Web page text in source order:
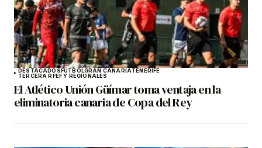
DESTACADOSFÚTBOLGRAN CANARIATENERIFE
TERCERA RFEF Y REGIONALES
El Atlético Unión Güímar toma ventaja en la
eliminatoria canaria de Copa del Rey